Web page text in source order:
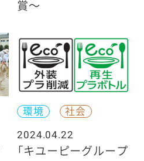
賞〜
環境
社会
2024.04.22
「キユーピーグループ